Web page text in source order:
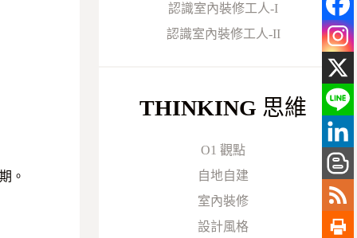
。
認識室內裝修工人-I
認識室內裝修工人-II
THINKING 思維
O1 觀點
自地自建
室內裝修
設計風格